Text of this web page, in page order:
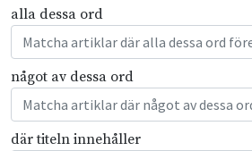
alla dessa ord
något av dessa ord
där titeln innehåller